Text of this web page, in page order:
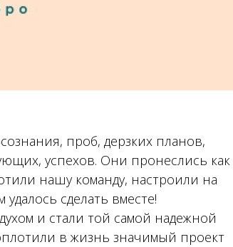
проб, дерзких планов,
успехов. Они пронеслись как
нашу команду, настроили на
сделать вместе!
и стали той самой надежной
в жизнь значимый проект